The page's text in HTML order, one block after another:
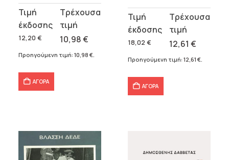
12,20 €
Original
price
was:
12,20 €.
10,98€
Η
τρέχουσα
τιμή
Προηγούμενη τιμή: 10,98 €
ΑΓΟΡΑ
18,02 €
Original
price
was:
18,02 €.
12,61 €
Η
τρέχουσα
τιμή
είναι:
Προηγούμενη τιμή: 12,61 €.
ΑΓΟΡΑ